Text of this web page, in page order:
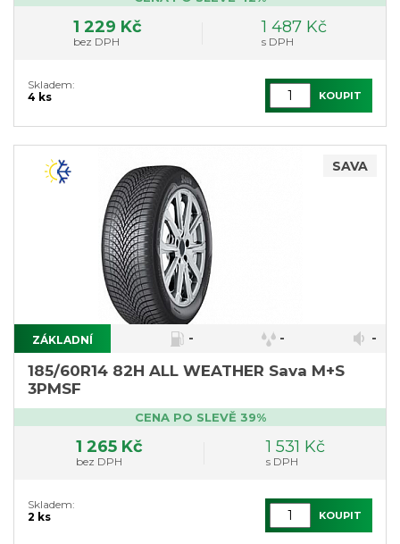
1 229 Kč
bez DPH
1 487 Kč
s DPH
Skladem:
4 ks
KOUPIT
SAVA
ZÁKLADNÍ - - -
185/60R14 82H ALL WEATHER Sava M+S
3PMSF
CENA PO SLEVĚ 39%
1 265 Kč
bez DPH
1 531 Kč
s DPH
Skladem:
2 ks
KOUPIT